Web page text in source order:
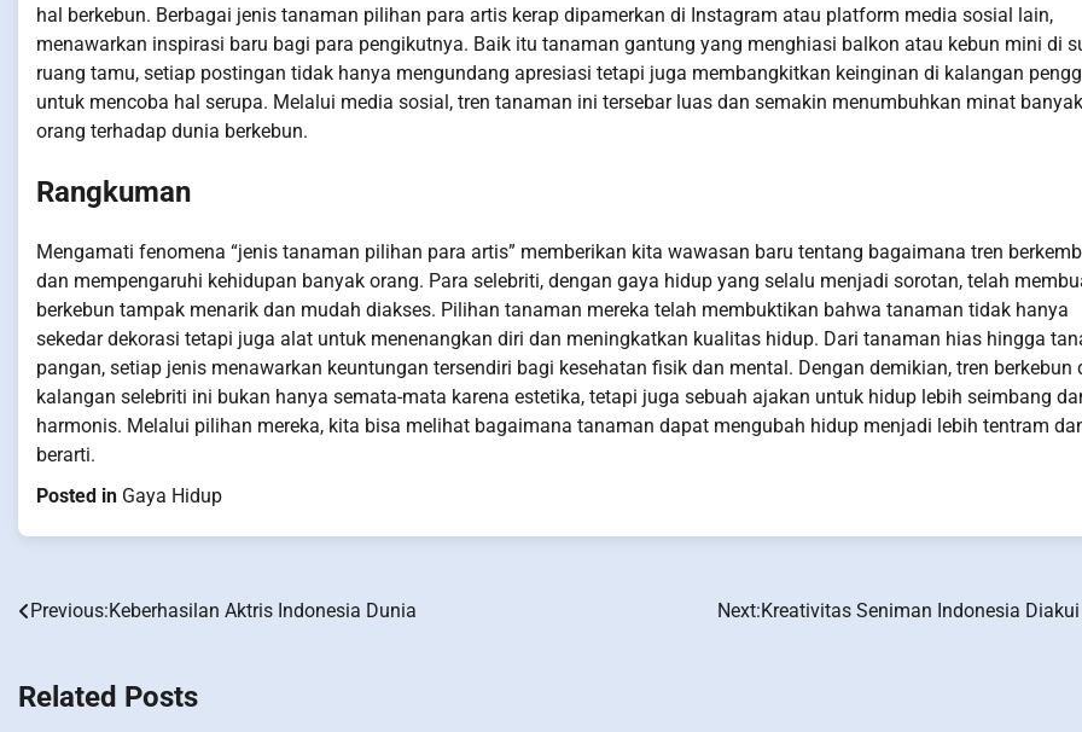
hal berkebun. Berbagai jenis tanaman pilihan para artis kerap dipamerkan di Instagram atau platform media sosial lain,
menawarkan inspirasi baru bagi para pengikutnya. Baik itu tanaman gantung yang menghiasi balkon atau kebun mini di
ruang tamu, setiap postingan tidak hanya mengundang apresiasi tetapi juga membangkitkan keinginan di kalangan
untuk mencoba hal serupa. Melalui media sosial, tren tanaman ini tersebar luas dan semakin menumbuhkan minat banyak
orang terhadap dunia berkebun.
Rangkuman
Mengamati fenomena “jenis tanaman pilihan para artis” memberikan kita wawasan baru tentang bagaimana tren
dan mempengaruhi kehidupan banyak orang. Para selebriti, dengan gaya hidup yang selalu menjadi sorotan, telah
berkebun tampak menarik dan mudah diakses. Pilihan tanaman mereka telah membuktikan bahwa tanaman tidak hanya
sekedar dekorasi tetapi juga alat untuk menenangkan diri dan meningkatkan kualitas hidup. Dari tanaman hias hingga
pangan, setiap jenis menawarkan keuntungan tersendiri bagi kesehatan fisik dan mental. Dengan demikian, tren berkebun
kalangan selebriti ini bukan hanya semata-mata karena estetika, tetapi juga sebuah ajakan untuk hidup lebih seimbang
harmonis. Melalui pilihan mereka, kita bisa melihat bagaimana tanaman dapat mengubah hidup menjadi lebih tentram
berarti.
Posted in Gaya Hidup
Post
Previous:Keberhasilan Aktris Indonesia Dunia Next:Kreativitas Seniman Indonesia
Related Posts